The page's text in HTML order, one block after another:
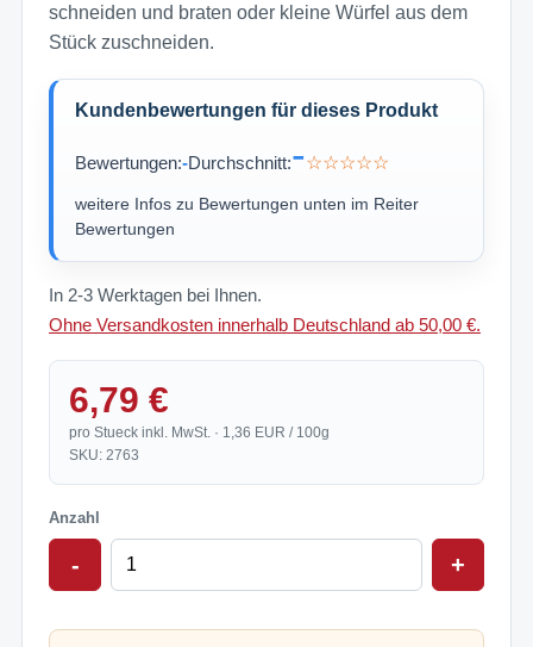
schneiden und braten oder kleine Würfel aus dem
Stück zuschneiden.
Kundenbewertungen für dieses Produkt
Bewertungen:-Durchschnitt:-☆☆☆☆☆
weitere Infos zu Bewertungen unten im Reiter
Bewertungen
In 2-3 Werktagen bei Ihnen.
Ohne Versandkosten innerhalb Deutschland ab 50,00 €.
6,79 €
pro Stueck inkl. MwSt. · 1,36 EUR / 100g
SKU: 2763
Anzahl
- +